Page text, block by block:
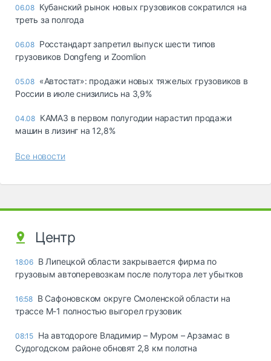
06.08 Кубанский рынок новых грузовиков сократился на
треть за полгода
06.08 Росстандарт запретил выпуск шести типов
грузовиков Dongfeng и Zoomlion
05.08 «Автостат»: продажи новых тяжелых грузовиков в
России в июле снизились на 3,9%
04.08 КАМАЗ в первом полугодии нарастил продажи
машин в лизинг на 12,8%
Все новости
Центр
18:06 В Липецкой области закрывается фирма по
грузовым автоперевозкам после полутора лет убытков
16:58 В Сафоновском округе Смоленской области на
трассе М-1 полностью выгорел грузовик
08:15 На автодороге Владимир – Муром – Арзамас в
Судогодском районе обновят 2,8 км полотна